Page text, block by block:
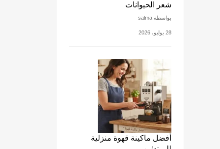
شعر الحيوانات
بواسطة salma
28 يوليو، 2026
أفضل ماكينة قهوة منزلية